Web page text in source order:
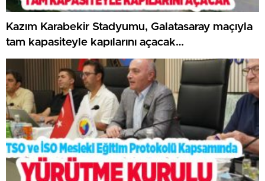
Kazım Karabekir Stadyumu, Galatasaray maçıyla
tam kapasiteyle kapılarını açacak…